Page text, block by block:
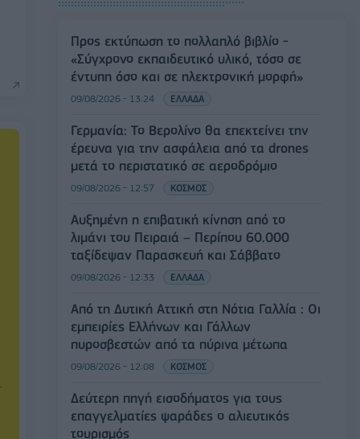
Προς εκτύπωση το πολλαπλό βιβλίο -
«Σύγχρονο εκπαιδευτικό υλικό, τόσο σε
έντυπη όσο και σε ηλεκτρονική μορφή»
09/08/2026 - 13:24 ΕΛΛΑΔΑ
Γερμανία: Το Βερολίνο θα επεκτείνει την
έρευνα για την ασφάλεια από τα drones
μετά το περιστατικό σε αεροδρόμιο
09/08/2026 - 12:57 ΚΟΣΜΟΣ
Αυξημένη η επιβατική κίνηση από το
λιμάνι του Πειραιά – Περίπου 60.000
ταξίδεψαν Παρασκευή και Σάββατο
09/08/2026 - 12:33 ΕΛΛΑΔΑ
Από τη Δυτική Αττική στη Νότια Γαλλία : Οι
εμπειρίες Ελλήνων και Γάλλων
πυροσβεστών από τα πύρινα μέτωπα
09/08/2026 - 12:08 ΚΟΣΜΟΣ
Δεύτερη πηγή εισοδήματος για τους
επαγγελματίες ψαράδες ο αλιευτικός
τουρισμός